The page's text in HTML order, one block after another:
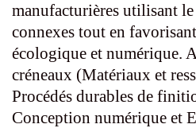
manufacturières utilisant
connexes tout en
écologique et numérique.
créneaux (Matériaux et
Procédés durables de
Conception numérique et